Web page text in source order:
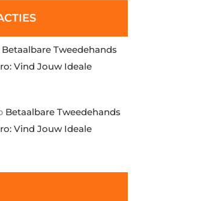
Betaalbare Tweedehands
Vind Jouw Ideale
Betaalbare Tweedehands
Vind Jouw Ideale